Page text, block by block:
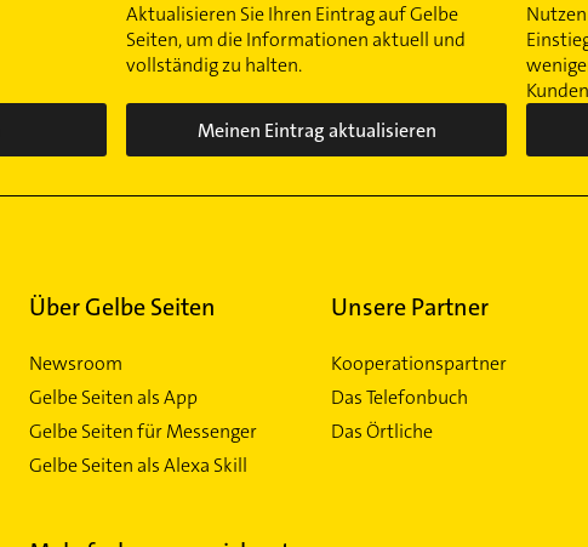
Aktualisieren Sie Ihren Eintrag auf Gelbe
Seiten, um die Informationen aktuell und
vollständig zu halten.
Meinen Eintrag aktualisieren
Über Gelbe Seiten
Newsroom
Gelbe Seiten als App
Gelbe Seiten für Messenger
Gelbe Seiten als Alexa Skill
Unsere Partner
Kooperationspartner
Das Telefonbuch
Das Örtliche